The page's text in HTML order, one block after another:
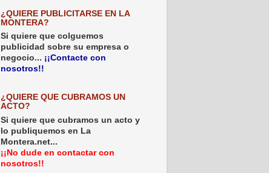
¿QUIERE PUBLICITARSE EN LA
MONTERA?
Si quiere que colguemos
publicidad sobre su empresa o
negocio... ¡¡Contacte con
nosotros!!
¿QUIERE QUE CUBRAMOS UN
ACTO?
Si quiere que cubramos un acto y
lo publiquemos en La
Montera.net...
¡¡No dude en contactar con
nosotros!!